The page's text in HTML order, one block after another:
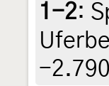
1-2:
-